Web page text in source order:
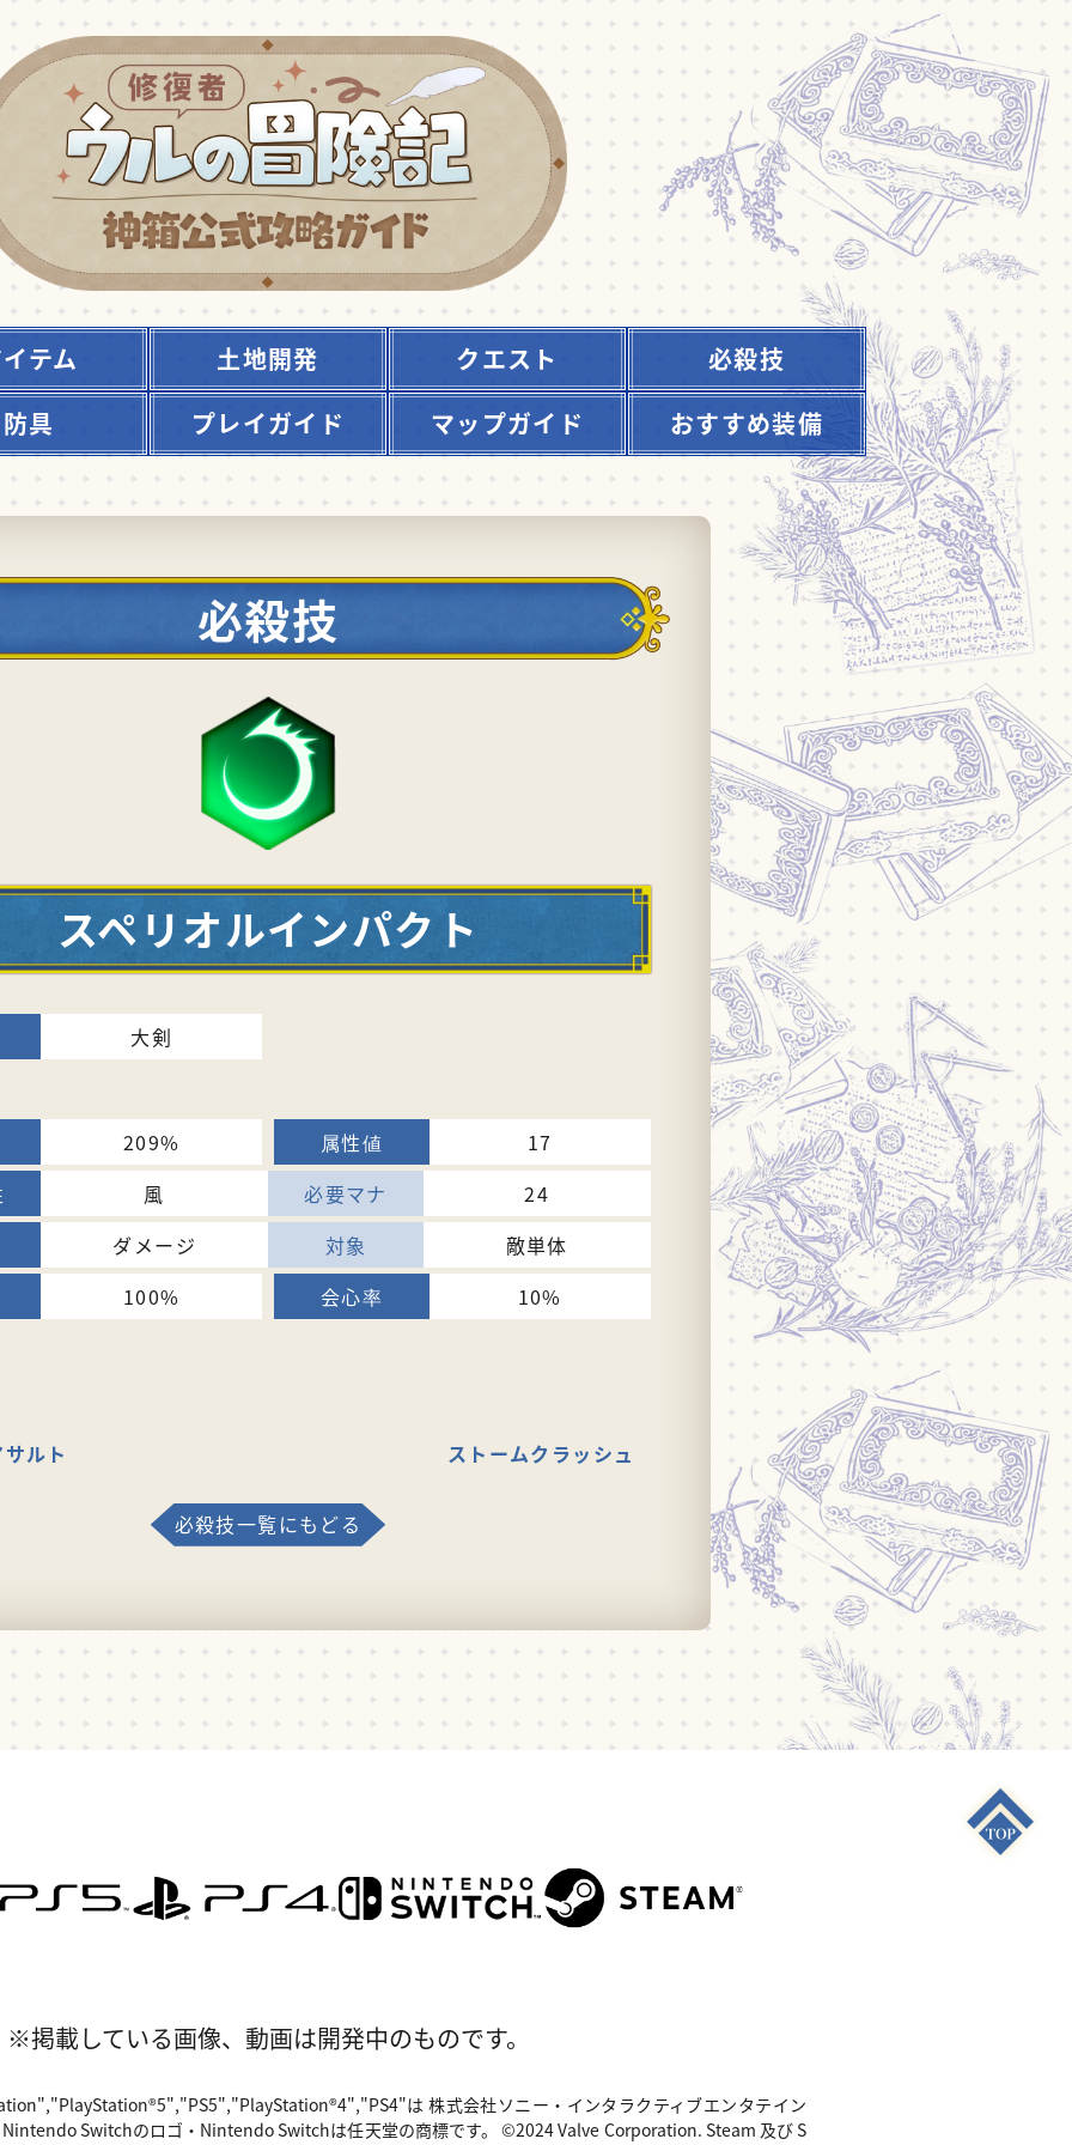
テム 土地開発 クエスト
必殺技
防具
プレイガイド マップガイド おすすめ装備
必殺技
スペリオルインパクト
大剣
209%
17
風
24
ダメージ
敵単体
100%
10%
ルト ストームクラッシュ
必殺技一覧にもどる
※掲載している画像、動画は開発中のものです。
は 株式会社ソニー・インタラクティブエンタテイン
Switchのロゴ・Nintendo Switchは任天堂の商標です。 ©2024 Valve Corporation. Steam 及び S